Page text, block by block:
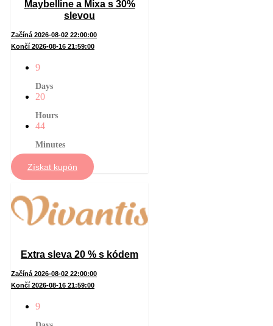
Maybelline a Mixa s 30%
slevou
Začíná 2026-08-02 22:00:00
Končí 2026-08-16 21:59:00
9
Days
20
Hours
44
Minutes
Získat kupón
Extra sleva 20 % s kódem
Začíná 2026-08-02 22:00:00
Končí 2026-08-16 21:59:00
9